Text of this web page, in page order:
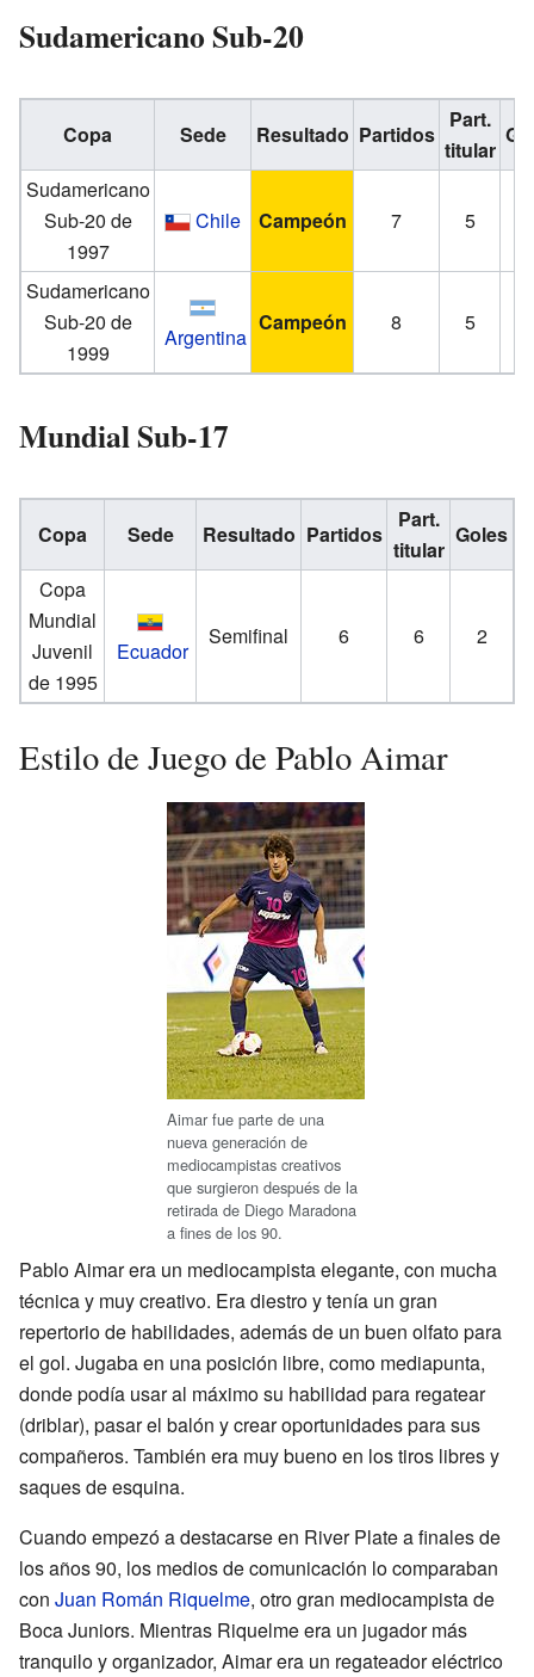
Sudamericano Sub-20
Copa Sede Resultado Partidos
Part.
titular
Sudamericano
Sub-20 de
1997
Chile Campeón 7 5
Sudamericano
Sub-20 de
1999
Argentina
Campeón 8 5
Mundial Sub-17
Copa Sede Resultado Partidos
Part.
titular
Goles
Copa
Mundial
Juvenil
de 1995
Ecuador
Semifinal 6 6 2
Estilo de Juego de Pablo Aimar
Aimar fue parte de una
nueva generación de
mediocampistas creativos
que surgieron después de la
retirada de Diego Maradona
a fines de los 90.
Pablo Aimar era un mediocampista elegante, con mucha
técnica y muy creativo. Era diestro y tenía un gran
repertorio de habilidades, además de un buen olfato para
el gol. Jugaba en una posición libre, como mediapunta,
donde podía usar al máximo su habilidad para regatear
(driblar), pasar el balón y crear oportunidades para sus
compañeros. También era muy bueno en los tiros libres y
saques de esquina.
Cuando empezó a destacarse en River Plate a finales de
los años 90, los medios de comunicación lo comparaban
con Juan Román Riquelme, otro gran mediocampista de
Boca Juniors. Mientras Riquelme era un jugador más
tranquilo y organizador, Aimar era un regateador eléctrico